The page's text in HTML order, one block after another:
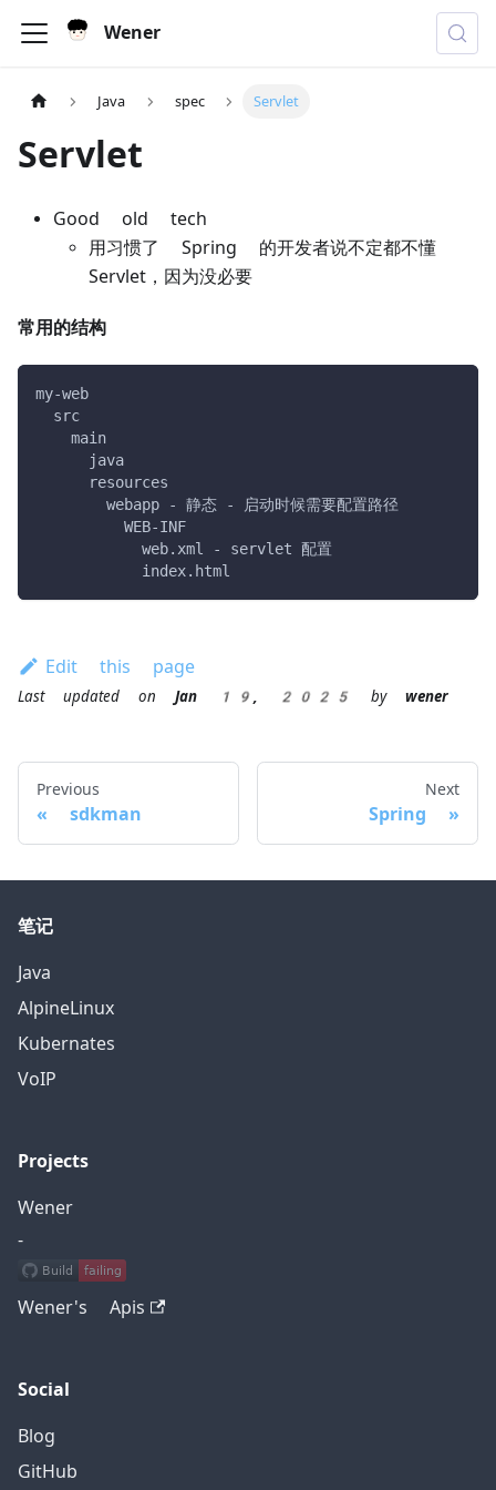
Wener
Java spec Servlet
Servlet
Good old tech
用习惯了 Spring 的开发者说不定都不懂
Servlet，因为没必要
常用的结构
my-web
  src
    main
      java
      resources
        webapp - 静态 - 启动时候需要配置路径
          WEB-INF
            web.xml - servlet 配置
            index.html
Edit this page
Last updated on Jan 19, 2025 by wener
Previous
sdkman
Next
Spring
笔记
Java
AlpineLinux
Kubernates
VoIP
Projects
Wener
-
Wener's Apis
Social
Blog
GitHub